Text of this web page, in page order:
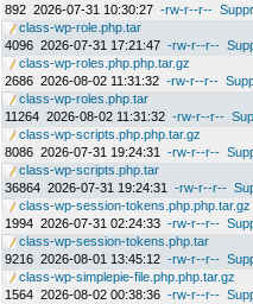
892 2026-07-31 10:30:27 -rw-r--r--
class-wp-role.php.tar
4096 2026-07-31 17:21:47 -rw-r--r--
class-wp-roles.php.php.tar.gz
2686 2026-08-02 11:31:32 -rw-r--r--
class-wp-roles.php.tar
11264 2026-08-02 11:31:32 -rw-r--r--
class-wp-scripts.php.php.tar.gz
8086 2026-07-31 19:24:31 -rw-r--r--
class-wp-scripts.php.tar
36864 2026-07-31 19:24:31 -rw-r--r--
class-wp-session-tokens.php.php.tar.gz
1994 2026-07-31 02:24:33 -rw-r--r--
class-wp-session-tokens.php.tar
9216 2026-08-01 13:45:12 -rw-r--r--
class-wp-simplepie-file.php.php.tar.gz
1564 2026-08-02 00:38:36 -rw-r--r--